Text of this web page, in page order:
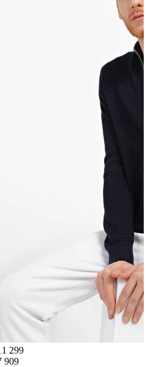
299
909